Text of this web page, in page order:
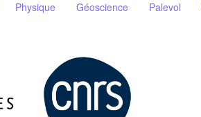
Physique Géoscience Palevol